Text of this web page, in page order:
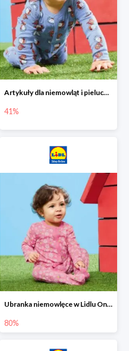
Artykuły dla niemowląt i pieluchy w Lidlu Online do -41%
41%
Ubranka niemowlęce w Lidlu Online do -80%
80%